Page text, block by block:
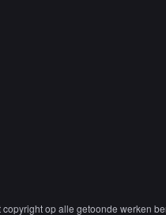
copyright op alle getoonde werken